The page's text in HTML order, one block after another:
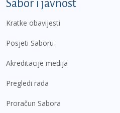
Sabor i javnost
Kratke obavijesti
Posjeti Saboru
Akreditacije medija
Pregledi rada
Proračun Sabora